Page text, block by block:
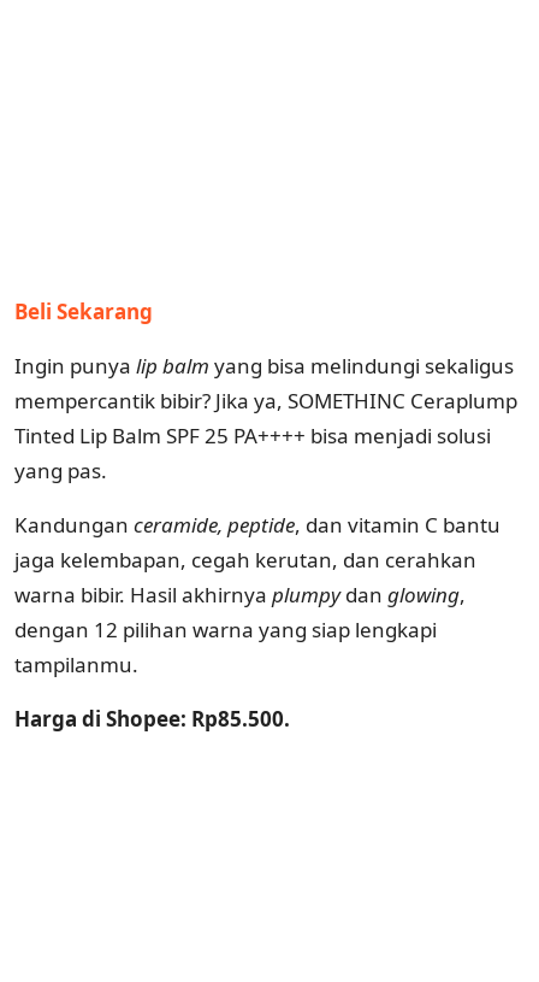
Beli Sekarang
Ingin punya lip balm yang bisa melindungi sekaligus
mempercantik bibir? Jika ya, SOMETHINC Ceraplump
Tinted Lip Balm SPF 25 PA++++ bisa menjadi solusi
yang pas.
Kandungan ceramide, peptide, dan vitamin C bantu
jaga kelembapan, cegah kerutan, dan cerahkan
warna bibir. Hasil akhirnya plumpydan glowing,
dengan 12 pilihan warna yang siap lengkapi
tampilanmu.
Harga di Shopee: Rp85.500.